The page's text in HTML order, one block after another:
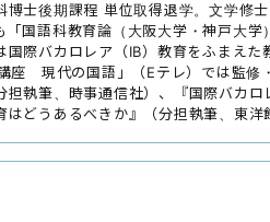
博士後期課程 単位取得退学。文学修
「国語科教育論（大阪大学・神戸大
国際バカロレア（IB）教育をふまえ
座 現代の国語」（Eテレ）では監修
執筆、時事通信社）、『国際バカロ
どうあるべきか』（分担執筆、東洋